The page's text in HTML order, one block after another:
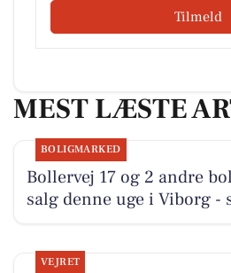
Tilmeld
MEST LÆSTE
BOLIGMARKED
Bollervej 17 og 2 andre
salg denne uge i Viborg -
VEJRET